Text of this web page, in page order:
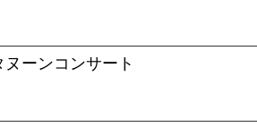
ーンコンサート